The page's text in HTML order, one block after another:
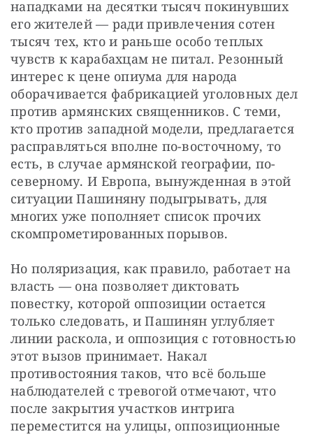
нападками на десятки тысяч покинувших
его жителей — ради привлечения сотен
тысяч тех, кто и раньше особо теплых
чувств к карабахцам не питал. Резонный
интерес к цене опиума для народа
оборачивается фабрикацией уголовных дел
против армянских священников. С теми,
кто против западной модели, предлагается
расправляться вполне по-восточному, то
есть, в случае армянской географии, по-
северному. И Европа, вынужденная в этой
ситуации Пашиняну подыгрывать, для
многих уже пополняет список прочих
скомпрометированных порывов.
Но поляризация, как правило, работает на
власть — она позволяет диктовать
повестку, которой оппозиции остается
только следовать, и Пашинян углубляет
линии раскола, и оппозиция с готовностью
этот вызов принимает. Накал
противостояния таков, что всё больше
наблюдателей с тревогой отмечают, что
после закрытия участков интрига
переместится на улицы, оппозиционные